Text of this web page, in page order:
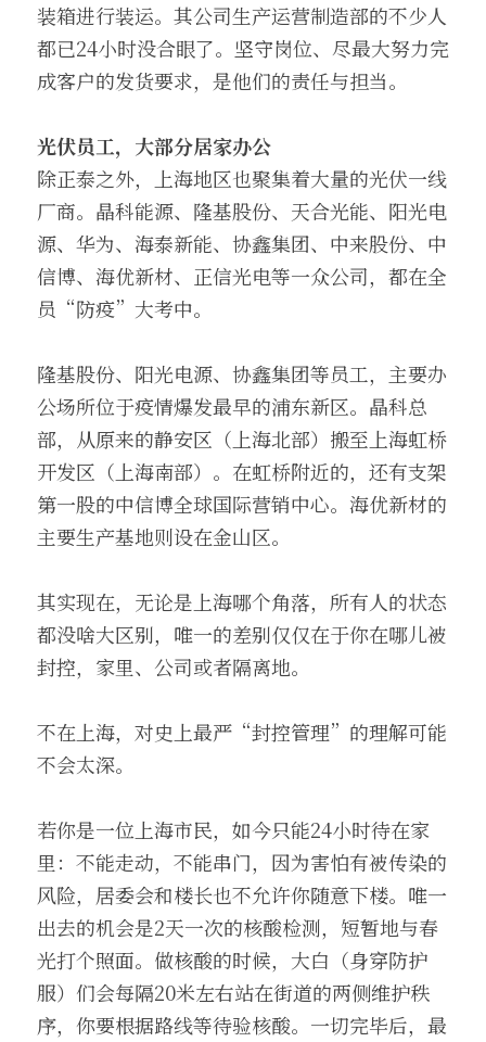
装箱进行装运。其公司生产运营制造部的不少人
都已24小时没合眼了。坚守岗位、尽最大努力完
成客户的发货要求，是他们的责任与担当。
光伏员工，大部分居家办公
除正泰之外，上海地区也聚集着大量的光伏一线
厂商。晶科能源、隆基股份、天合光能、阳光电
源、华为、海泰新能、协鑫集团、中来股份、中
信博、海优新材、正信光电等一众公司，都在全
员“防疫”大考中。
隆基股份、阳光电源、协鑫集团等员工，主要办
公场所位于疫情爆发最早的浦东新区。晶科总
部，从原来的静安区（上海北部）搬至上海虹桥
开发区（上海南部）。在虹桥附近的，还有支架
第一股的中信博全球国际营销中心。海优新材的
主要生产基地则设在金山区。
其实现在，无论是上海哪个角落，所有人的状态
都没啥大区别，唯一的差别仅仅在于你在哪儿被
封控，家里、公司或者隔离地。
不在上海，对史上最严“封控管理”的理解可能
不会太深。
若你是一位上海市民，如今只能24小时待在家
里：不能走动，不能串门，因为害怕有被传染的
风险，居委会和楼长也不允许你随意下楼。唯一
出去的机会是2天一次的核酸检测，短暂地与春
光打个照面。做核酸的时候，大白（身穿防护
服）们会每隔20米左右站在街道的两侧维护秩
序，你要根据路线等待验核酸。一切完毕后，最